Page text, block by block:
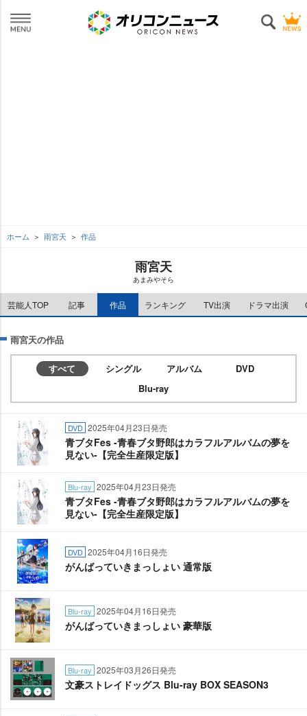
ホーム 雨宮天 作品
雨宮天
あまみやそら
芸能人TOP 記事 作品 ランキング TV出演 ドラマ出演
雨宮天の作品
すべて シングル アルバム
DVD
Blu-ray
DVD 2025年04月23日発売
青ブタFes -青春ブタ野郎はカラフルアルバムの夢を
見ない-【完全生産限定版】
Blu-ray 2025年04月23日発売
青ブタFes -青春ブタ野郎はカラフルアルバムの夢を
見ない-【完全生産限定版】
DVD 2025年04月16日発売
がんばっていきまっしょい 通常版
Blu-ray 2025年04月16日発売
がんばっていきまっしょい 豪華版
Blu-ray 2025年03月26日発売
文豪ストレイドッグス Blu-ray BOX SEASON3